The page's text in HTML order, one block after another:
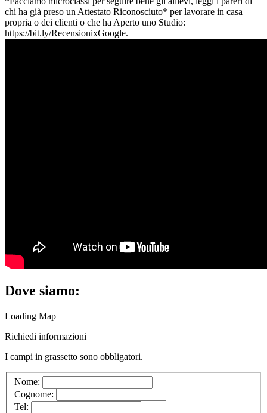
chi ha già preso un Attestato Riconosciuto* per lavorare in casa
propria o dei clienti o che ha Aperto uno Studio:
https://bit.ly/RecensionixGoogle.
Dove siamo:
Loading Map
Richiedi informazioni
I campi in grassetto sono obbligatori.
Nome:
Cognome:
Tel: